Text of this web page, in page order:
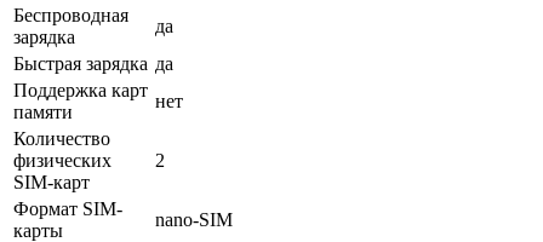
Беспроводная
зарядка
да
Быстрая зарядка да
Поддержка карт
памяти
нет
Количество
физических
SIM-карт
2
Формат SIM-
карты
nano-SIM